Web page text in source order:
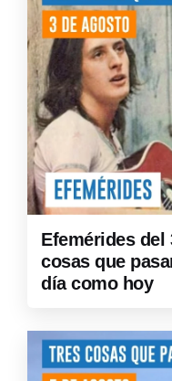
Efemérides del
cosas que
día como hoy